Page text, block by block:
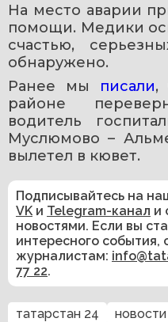
На место аварии
помощи. Медики
счастью,
обнаружено.
Ранее мы
писали,
районе
водитель
Муслюмово –
вылетел в кювет.
Подписывайтесь на
VK и Telegram-канал и
новостями. Если вы
интересного
журналистам:
77 22.
татарстан 24